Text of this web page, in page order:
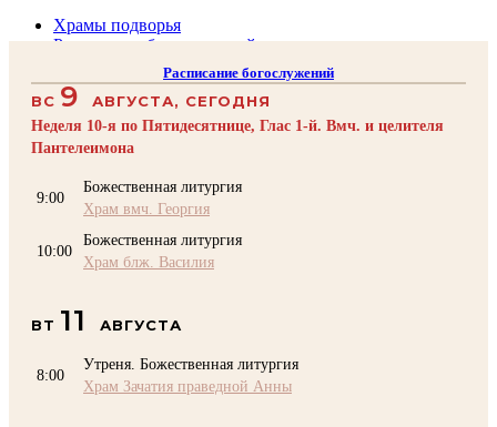
Храмы подворья
Расписание богослужений
Воскресная школа
Преподаватели Воскресной школы
Катехизация
КОНТАКТЫ
Расписание богослужений
ВС 9 АВГУСТА, СЕГОДНЯ
Неделя 10-я по Пятидесятнице, Глас 1-й. Вмч. и целителя
Пантелеимона
9:00
Божественная литургия
Храм вмч. Георгия
10:00
Божественная литургия
Храм блж. Василия
ВТ 11 АВГУСТА
8:00
Утреня. Божественная литургия
Храм Зачатия праведной Анны